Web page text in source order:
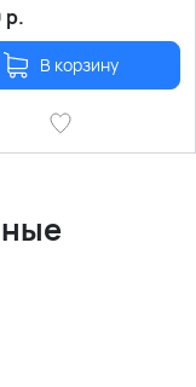
р.
В корзину